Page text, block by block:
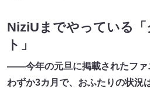
NiziUまでやっている
ト」
――今年の元旦に掲載されたファ
わずか3カ月で、おふたりの状況